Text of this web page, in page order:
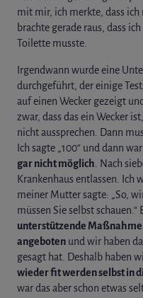
mit mir, ich merkte, dass
brachte gerade raus, dass
Toilette musste.
Irgendwann wurde eine
durchgeführt, der einige
auf einen Wecker gezeigt
zwar, dass das ein Wecker
nicht aussprechen. Dann
Ich sagte „100“ und dann
gar nicht möglich . Nach
Krankenhaus entlassen. Ich
meiner Mutter sagte: „So,
müssen Sie selbst schauen.“
unterstützende
angeboten und wir haben
gesagt hat. Deshalb haben
wieder fit werden selbst in
war das aber schon etwas